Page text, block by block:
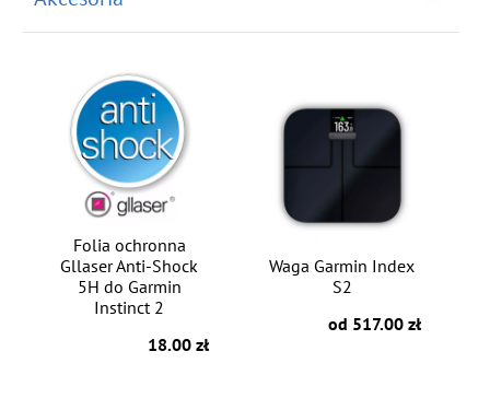
Folia ochronna
Gllaser Anti-Shock
5H do Garmin
Instinct 2
18.00 zł
Waga Garmin Index
S2
od 517.00 zł